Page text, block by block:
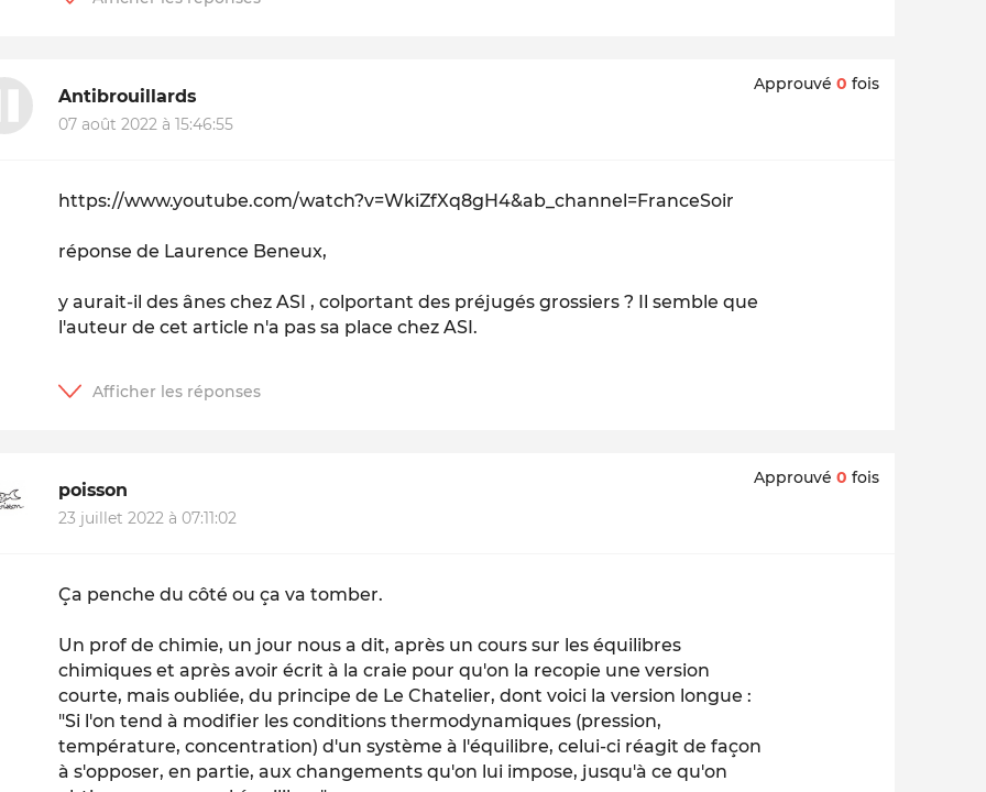
Antibrouillards
07 août 2022 à 15:46:55
Approuvé 0 fois
https://www.youtube.com/watch?v=WkiZfXq8gH4&ab_channel=FranceSoir
réponse de Laurence Beneux,
y aurait-il des ânes chez ASI , colportant des préjugés grossiers ? Il semble que
l'auteur de cet article n'a pas sa place chez ASI.
poisson
23 juillet 2022 à 07:11:02
Approuvé 0 fois
Ça penche du côté ou ça va tomber.
Un prof de chimie, un jour nous a dit, après un cours sur les équilibres
chimiques et après avoir écrit à la craie pour qu'on la recopie une version
courte, mais oubliée, du principe de Le Chatelier, dont voici la version longue :
"Si l'on tend à modifier les conditions thermodynamiques (pression,
température, concentration) d'un système à l'équilibre, celui-ci réagit de façon
à s'opposer, en partie, aux changements qu'on lui impose, jusqu'à ce qu'on